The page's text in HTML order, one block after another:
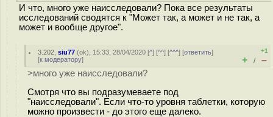
И что, много уже наисследовали? Пока все результаты
исследований сводятся к "Может так, а может и не так, а
может и вообще другое".
3.202 ,siu77 (ok), 15:33, 28/04/2020 [^] [^^] [^^^] [ответить]
[к модератору]
+1
+ / –
>много уже наисследовали?
Смотря что вы подразумеваете под
"наисследовали". Если что-то уровня таблетки, которую
можно произвести - до этого еще далеко.